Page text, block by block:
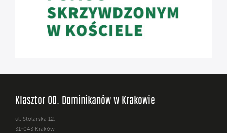
Klasztor OO. Dominikanów w Krakowie
ul. Stolarska 12,
31-043 Kraków